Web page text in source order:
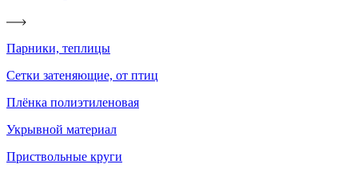
Парники, теплицы
Сетки затеняющие, от птиц
Плёнка полиэтиленовая
Укрывной материал
Приствольные круги